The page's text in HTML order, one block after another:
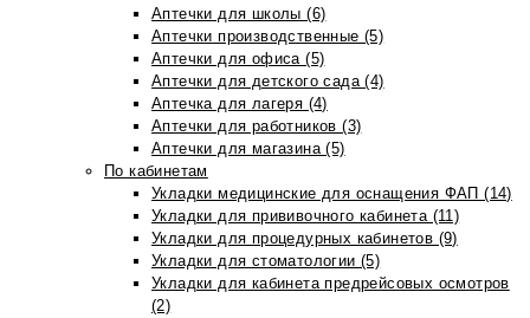
Аптечки для школы (6)
Аптечки производственные (5)
Аптечки для офиса (5)
Аптечки для детского сада (4)
Аптечка для лагеря (4)
Аптечки для работников (3)
Аптечки для магазина (5)
По кабинетам
Укладки медицинские для оснащения ФАП (14)
Укладки для прививочного кабинета (11)
Укладки для процедурных кабинетов (9)
Укладки для стоматологии (5)
Укладки для кабинета предрейсовых осмотров
(2)